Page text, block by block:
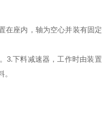
在座内，轴为空心并装有固
3.下料减速器，工作时由装